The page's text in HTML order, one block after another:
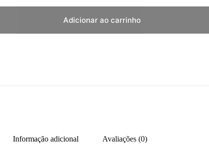
Adicionar ao carrinho
Informação adicional Avaliações (0)